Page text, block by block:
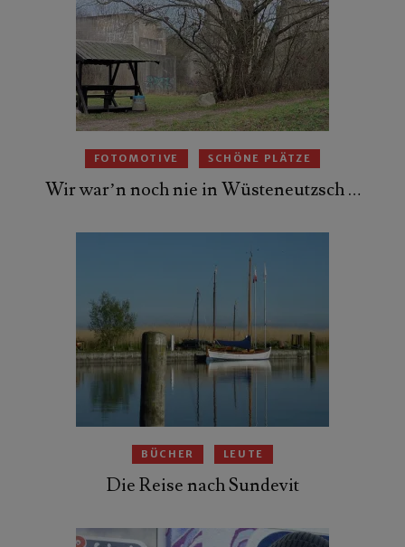
FOTOMOTIVE SCHÖNE PLÄTZE
Wir war’n noch nie in Wüsteneutzsch …
BÜCHER LEUTE
Die Reise nach Sundevit